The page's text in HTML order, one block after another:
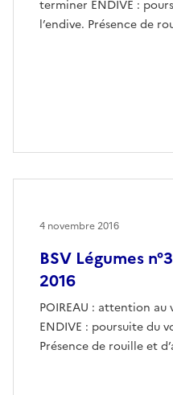
terminer ENDIVE :
l’endive. Présence de
BSV Légumes
2016
POIREAU : attention au
ENDIVE : poursuite du
Présence de rouille et
4 novembre 2016